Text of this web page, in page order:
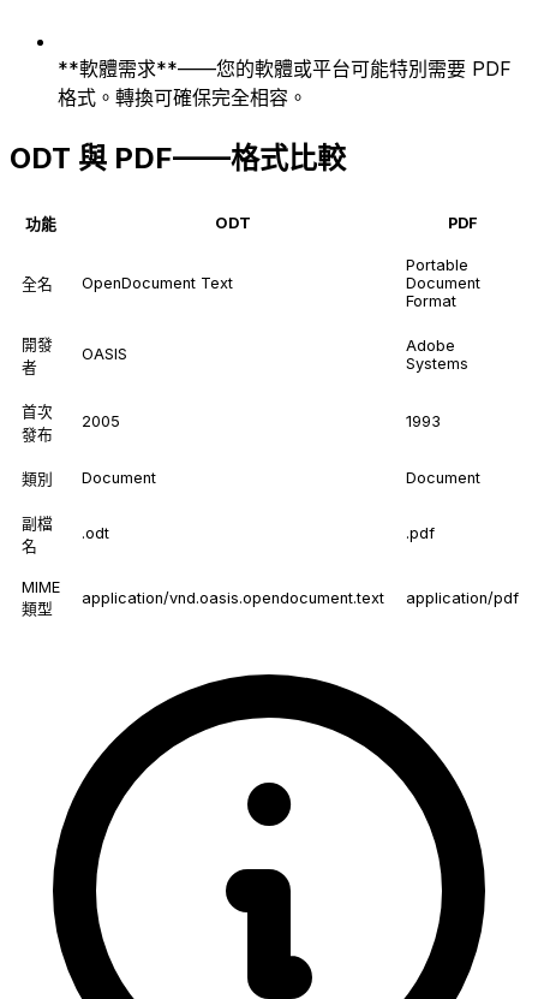
**軟體需求**——您的軟體或平台可能特別需要 PDF
格式。轉換可確保完全相容。
ODT 與 PDF——格式比較
功能 ODT PDF
全名 OpenDocument Text
Portable
Document
Format
開發
者
OASIS
Adobe
Systems
首次
發布
2005 1993
類別 Document Document
副檔
名
.odt .pdf
MIME
類型
application/vnd.oasis.opendocument.text application/pdf